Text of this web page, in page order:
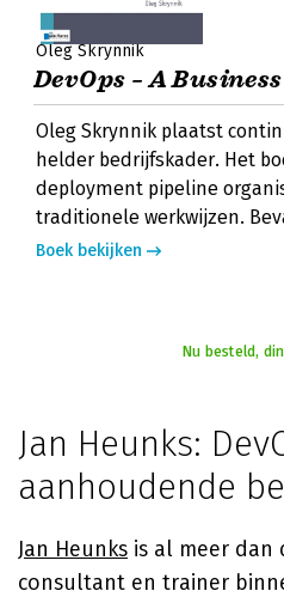
Oleg Skrynnik
DevOps – A
Oleg Skrynnik plaatst
helder bedrijfskader. Het
deployment pipeline
traditionele werkwijzen.
Boek bekijken
Nu besteld,
Jan Heunks:
aanhoudende
Jan Heunks is al meer dan
consultant en trainer